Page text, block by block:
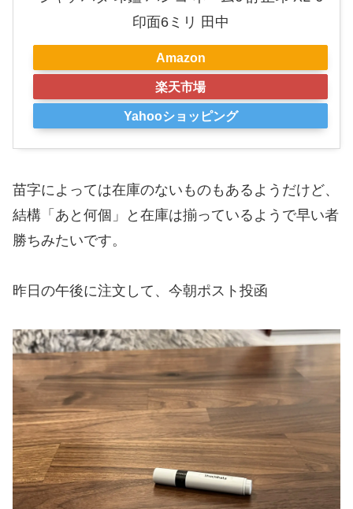
印面6ミリ 田中
Amazon
楽天市場
Yahooショッピング
苗字によっては在庫のないものもあるようだけど、
結構「あと何個」と在庫は揃っているようで早い者
勝ちみたいです。
昨日の午後に注文して、今朝ポスト投函